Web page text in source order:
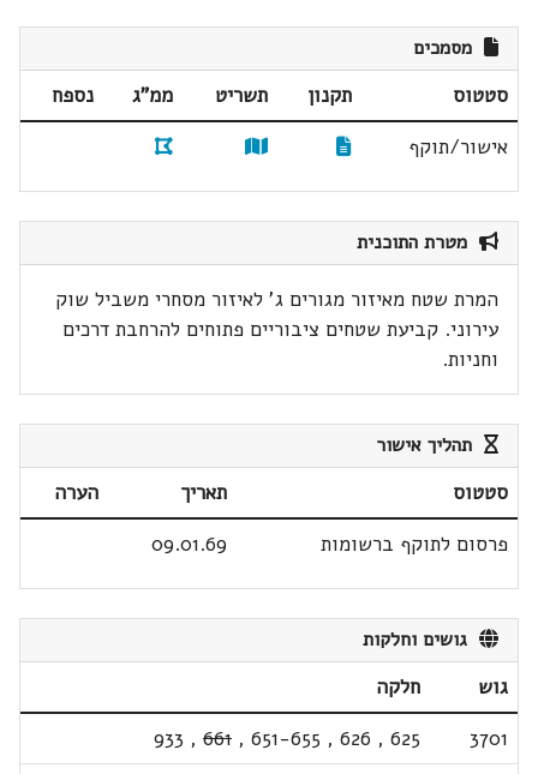
מסמכים
סטטוס תקנון תשריט ממ"ג
נספח
אישור/תוקף
מטרת התוכנית
המרת שטח מאיזור מגורים ג' לאיזור מסחרי משביל שוק
עירוני. קביעת שטחים ציבוריים פתוחים להרחבת דרכים
וחניות.
תהליך אישור
סטטוס תאריך
הערה
פרסום לתוקף ברשומות
09.01.69
גושים וחלקות
גוש
חלקה
3701
625
,
626
,
651-655
,
661
,
933